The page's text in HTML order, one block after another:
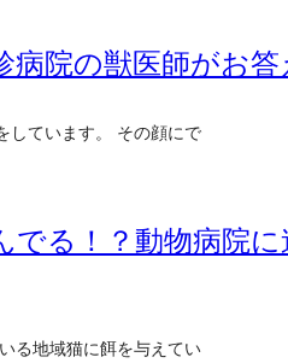
院の獣医師がお答
しています。 その顔にで
る！？動物病院
る地域猫に餌を与えてい